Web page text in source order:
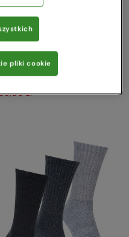
z wełny Merino
Szary
Mountain Warehouse
zł
pliki cookie